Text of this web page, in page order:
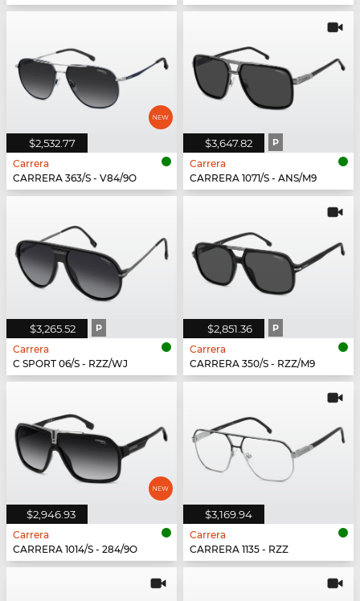
$2,532.77
Carrera
CARRERA 363/S - V84/9O
$3,647.82 P
Carrera
CARRERA 1071/S - ANS/M9
$3,265.52 P
Carrera
C SPORT 06/S - RZZ/WJ
$2,851.36 P
Carrera
CARRERA 350/S - RZZ/M9
$2,946.93
Carrera
CARRERA 1014/S - 284/9O
$3,169.94
Carrera
CARRERA 1135 - RZZ